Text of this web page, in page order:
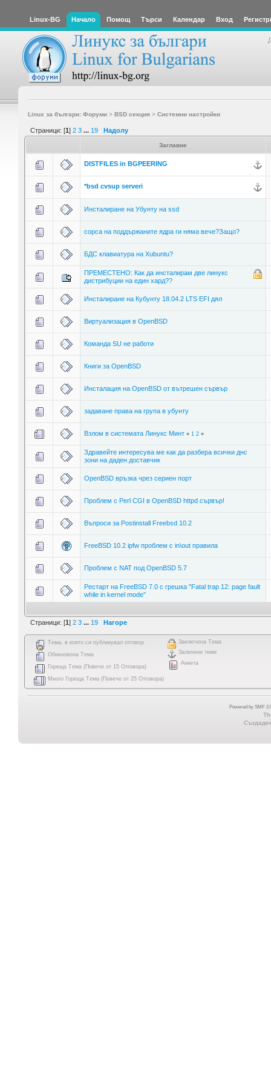
Linux-BG Начало Помощ Търси Календар Вход
Linux за българи: Форуми> BSD секция > Системни настройки
Страници: [1] 2 3 ... 19 Надолу
Заглавие
DISTFILES in BGPEERING
*bsd cvsup serveri
Инсталиране на Убунту на ssd
сорса на поддържаните ядра ги няма вече?Защо?
БДС клавиатура на Xubuntu?
ПРЕМЕСТЕНО: Как да инсталирам две линукс
дистрибуции на един хард??
Инсталиране на Кубунту 18.04.2 LTS EFI дял
Виртуализация в OpenBSD
Команда SU не работи
Книги за OpenBSD
Инсталация на OpenBSD от вътрешен сървър
задаване права на група в убунту
Взлом в системата Линукс Минт « 1 2»
Здравейте интересува ме как да разбера всички днс
зони на даден доставчик
OpenBSD връзка чрез сериен порт
Проблем с Perl CGI в OpenBSD httpd сървър!
Въпроси за Postinstall Freebsd 10.2
FreeBSD 10.2 ipfw проблем с in\out правила
Проблем с NAT под OpenBSD 5.7
Рестарт на FreeBSD 7.0 с грешка "Fatal trap 12: page fault
while in kernel mode"
Страници: [1] 2 3 ... 19 Нагоре
Тема, в която си публикувал отговор
Обикновена Тема
Гореща Тема (Повече от 15 Отговора)
Много Гореща Тема (Повече от 25 Отговора)
Заключена Тема
Залепени теми
Анкета
Powered by SMF